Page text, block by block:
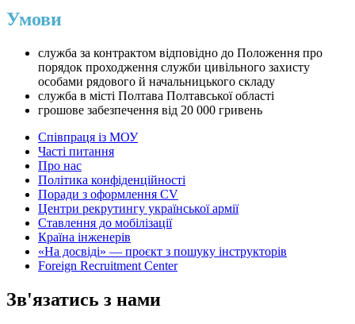
Умови
служба за контрактом відповідно до Положення про
порядок проходження служби цивільного захисту
особами рядового й начальницького складу
служба в місті Полтава Полтавської області
грошове забезпечення від 20 000 гривень
Співпраця із МОУ
Часті питання
Про нас
Політика конфіденційності
Поради з оформлення CV
Центри рекрутингу української армії
Ставлення до мобілізації
Країна інженерів
«На досвіді» — проєкт з пошуку інструкторів
Foreign Recruitment Center
Зв'язатись з нами